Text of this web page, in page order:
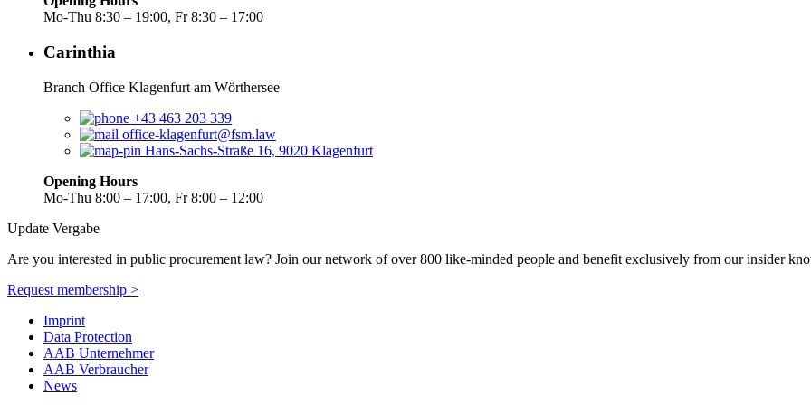
Mo-Thu 8:30 – 19:00, Fr 8:30 – 17:00
Carinthia
Branch Office Klagenfurt am Wörthersee
+43 463 203 339
office-klagenfurt@fsm.law
Hans-Sachs-Straße 16, 9020 Klagenfurt
Opening Hours
Mo-Thu 8:00 – 17:00, Fr 8:00 – 12:00
Update Vergabe
Are you interested in public procurement law? Join our network of over 800 like-minded people and benefit exclusively from our insider
Request membership >
Imprint
Data Protection
AAB Unternehmer
AAB Verbraucher
News